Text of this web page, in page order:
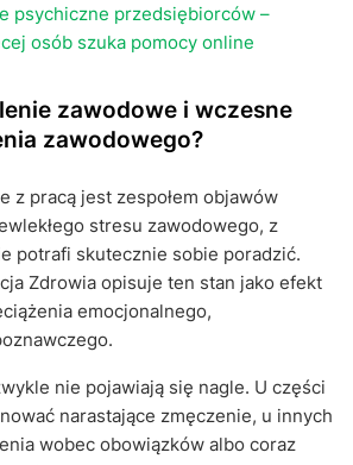
psychiczne przedsiębiorców –
osób szuka pomocy online
zawodowe i wczesne
zawodowego?
z pracą jest zespołem objawów
stresu zawodowego, z
potrafi skutecznie sobie poradzić.
Zdrowia opisuje ten stan jako efekt
emocjonalnego,
nie pojawiają się nagle. U części
narastające zmęczenie, u innych
wobec obowiązków albo coraz